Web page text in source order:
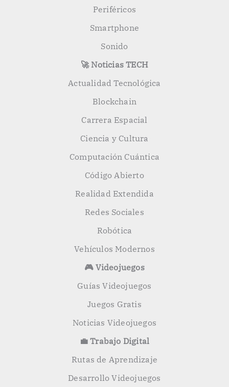
Periféricos
Smartphone
Sonido
🚀 Noticias TECH
Actualidad Tecnológica
Blockchain
Carrera Espacial
Ciencia y Cultura
Computación Cuántica
Código Abierto
Realidad Extendida
Redes Sociales
Robótica
Vehículos Modernos
🎮 Videojuegos
Guías Videojuegos
Juegos Gratis
Noticias Videojuegos
💼 Trabajo Digital
Rutas de Aprendizaje
Desarrollo Videojuegos